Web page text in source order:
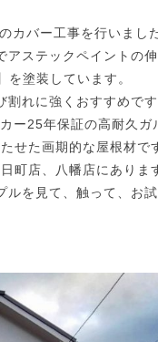
カバー工事を行いました
アステックペイントの
を塗装しています。
れに強くおすすめです
ー25年保証の高耐久ガ
せた画期的な屋根材で
町店、八幡店にありま
を見て、触って、お試